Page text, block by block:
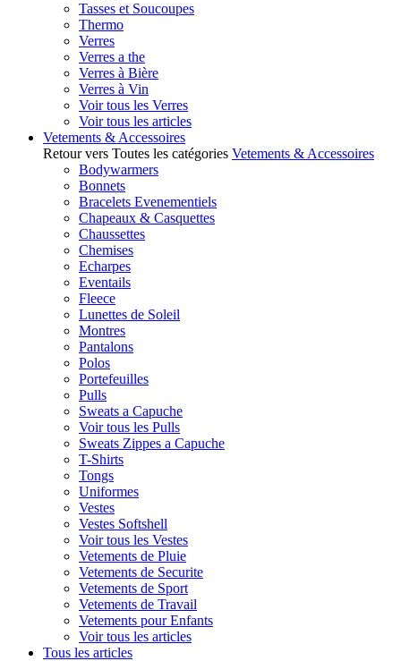
Tasses et Soucoupes
Thermo
Verres
Verres a the
Verres à Bière
Verres à Vin
Voir tous les Verres
Voir tous les articles
Vetements & Accessoires
Retour vers Toutes les catégories Vetements & Accessoires
Bodywarmers
Bonnets
Bracelets Evenementiels
Chapeaux & Casquettes
Chaussettes
Chemises
Echarpes
Eventails
Fleece
Lunettes de Soleil
Montres
Pantalons
Polos
Portefeuilles
Pulls
Sweats a Capuche
Voir tous les Pulls
Sweats Zippes a Capuche
T-Shirts
Tongs
Uniformes
Vestes
Vestes Softshell
Voir tous les Vestes
Vetements de Pluie
Vetements de Securite
Vetements de Sport
Vetements de Travail
Vetements pour Enfants
Voir tous les articles
Tous les articles